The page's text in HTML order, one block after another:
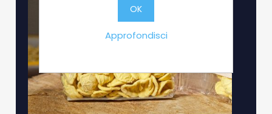
OK
Approfondisci